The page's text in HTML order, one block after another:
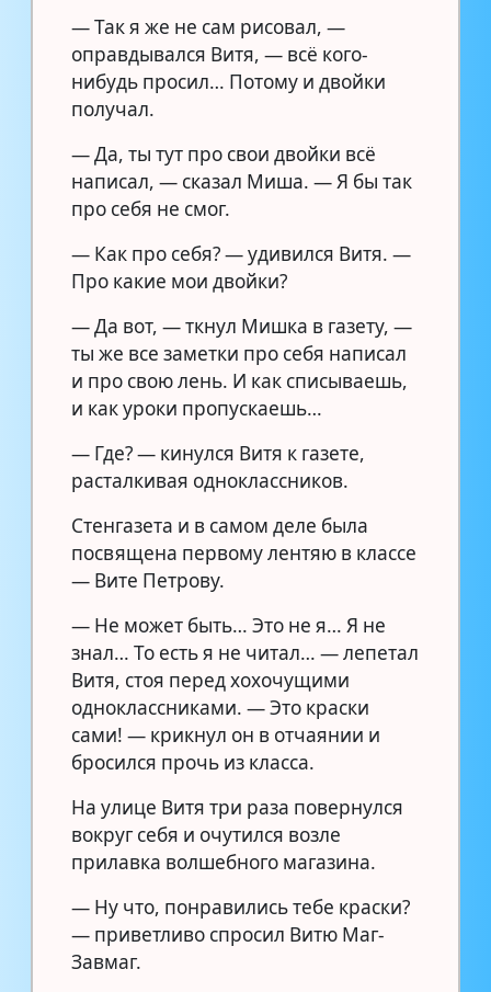
— Так я же не сам рисовал, —
оправдывался Витя, — всё кого-
нибудь просил… Потому и двойки
получал.
— Да, ты тут про свои двойки всё
написал, — сказал Миша. — Я бы так
про себя не смог.
— Как про себя? — удивился Витя. —
Про какие мои двойки?
— Да вот, — ткнул Мишка в газету, —
ты же все заметки про себя написал
и про свою лень. И как списываешь,
и как уроки пропускаешь…
— Где? — кинулся Витя к газете,
расталкивая одноклассников.
Стенгазета и в самом деле была
посвящена первому лентяю в классе
— Вите Петрову.
— Не может быть… Это не я… Я не
знал… То есть я не читал… — лепетал
Витя, стоя перед хохочущими
одноклассниками. — Это краски
сами! — крикнул он в отчаянии и
бросился прочь из класса.
На улице Витя три раза повернулся
вокруг себя и очутился возле
прилавка волшебного магазина.
— Ну что, понравились тебе краски?
— приветливо спросил Витю Маг-
Завмаг.